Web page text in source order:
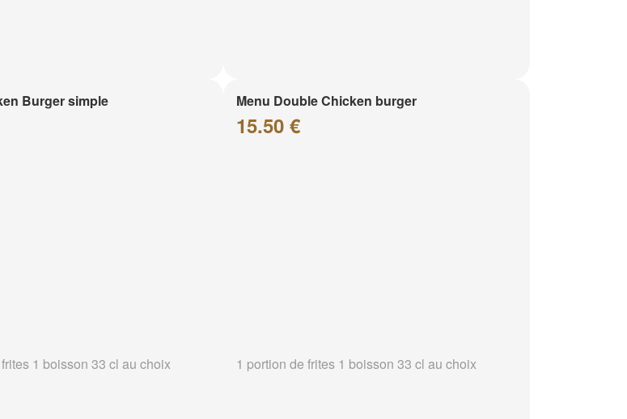
Burger simple
1 boisson 33 cl au choix
Menu Double Chicken burger
15.50 €
1 portion de frites 1 boisson 33 cl au choix